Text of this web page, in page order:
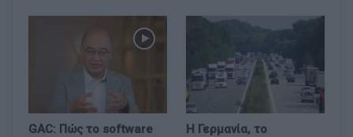
GAC: Πώς το software
Η Γερμανία, το